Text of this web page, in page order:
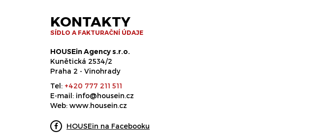
KONTAKTY
SÍDLO A FAKTURAČNÍ ÚDAJE
HOUSEin Agency s.r.o.
Kunětická 2534/2
Praha 2 - Vinohrady
Tel: +420 777 211 511
E-mail: info@housein.cz
Web: www.housein.cz
HOUSEin na Facebooku